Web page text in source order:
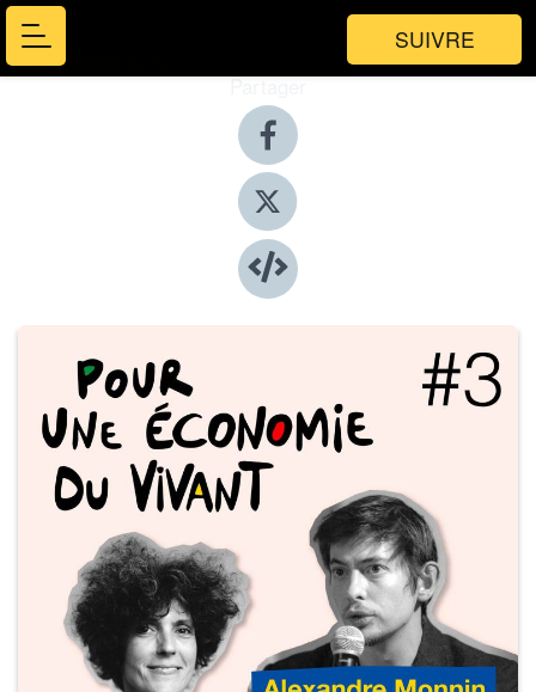
SUIVRE
Partager